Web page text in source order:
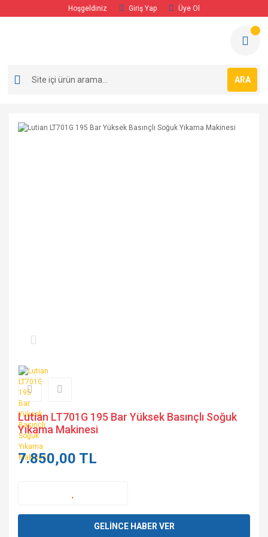
Hoşgeldiniz Giriş Yap Üye Ol
ARA
Lutian LT701G 195 Bar Yüksek Basınçlı Soğuk
Yıkama Makinesi
7.850,00 TL
GELİNCE HABER VER